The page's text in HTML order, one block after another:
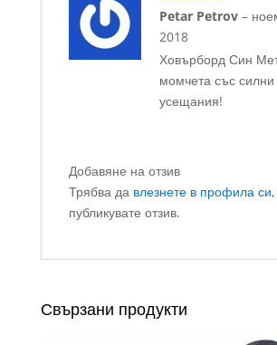
Оценено с
5 от 5
Petar Petrov –
2018
Ховърборд Син
момчета със силни
усещания!
Добавяне на отзив
Трябва да влезнете в профила си
публикувате отзив.
Свързани продукти